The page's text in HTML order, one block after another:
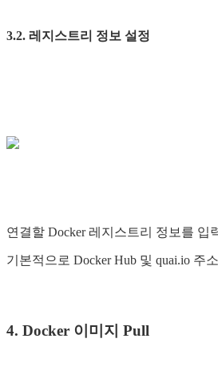
3.2. 레지스트리 정보 설정
연결할 Docker 레지스트리 정보를 입
기본적으로 Docker Hub 및 quai.io 주
4. Docker 이미지 Pull